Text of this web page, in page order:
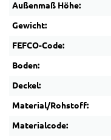
Außenmaß Höhe:
Gewicht:
FEFCO-Code:
Boden:
Deckel:
Material/Rohstoff:
Materialcode: